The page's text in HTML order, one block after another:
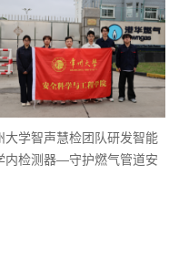
大学智声慧检团队研发智能
内检测器—守护燃气管道安